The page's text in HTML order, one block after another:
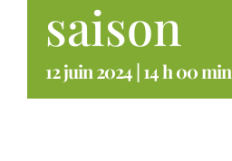
saison
12 juin 2024 | 14 h 00 min